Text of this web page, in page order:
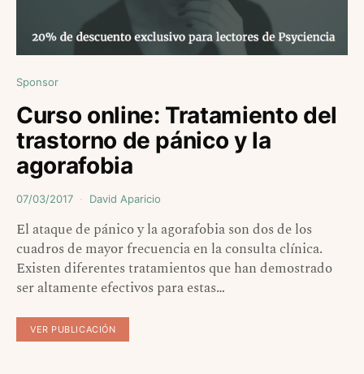
Sponsor
Curso online: Tratamiento del
trastorno de pánico y la
agorafobia
07/03/2017 David Aparicio
El ataque de pánico y la agorafobia son dos de los
cuadros de mayor frecuencia en la consulta clínica.
Existen diferentes tratamientos que han demostrado
ser altamente efectivos para estas…
VER PUBLICACIÓN